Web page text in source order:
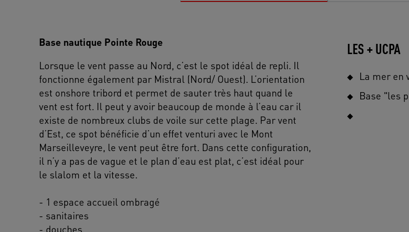
Base nautique Pointe Rouge
Lorsque le vent passe au Nord, c’est le spot idéal de repli. Il
fonctionne également par Mistral (Nord/ Ouest). L’orientation
est onshore tribord et permet de sauter très haut quand le
vent est fort. Il peut y avoir beaucoup de monde à l’eau car il
existe de nombreux clubs de voile sur cette plage. Par vent
d’Est, ce spot bénéficie d’un effet venturi avec le Mont
Marseilleveyre, le vent peut être fort. Dans cette configuration,
il n’y a pas de vague et le plan d’eau est plat, c’est idéal pour
le slalom et la vitesse.
- 1 espace accueil ombragé
- sanitaires
- douches
LES + UCPA
La mer en
Base "les